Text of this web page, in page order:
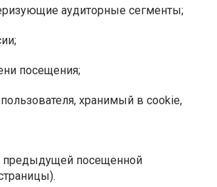
аудиторные сегменты;
посещения;
хранимый в cookie,
предыдущей посещенной